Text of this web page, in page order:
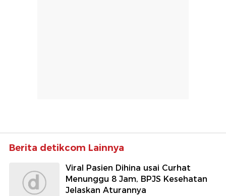
Berita detikcom Lainnya
Viral Pasien Dihina usai Curhat
Menunggu 8 Jam, BPJS Kesehatan
Jelaskan Aturannya